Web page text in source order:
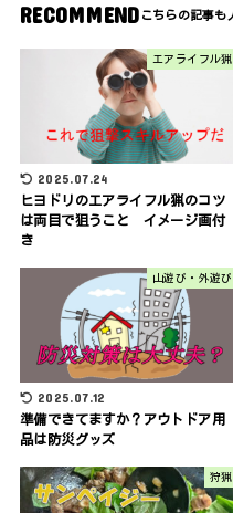
RECOMMEND
エアライフル猟
2025.07.24
ヒヨドリのエアライフル猟のコツ
は両目で狙うこと イメージ画付
き
山遊び・外遊び
2025.07.12
準備できてますか？アウトドア用
品は防災グッズ
狩猟